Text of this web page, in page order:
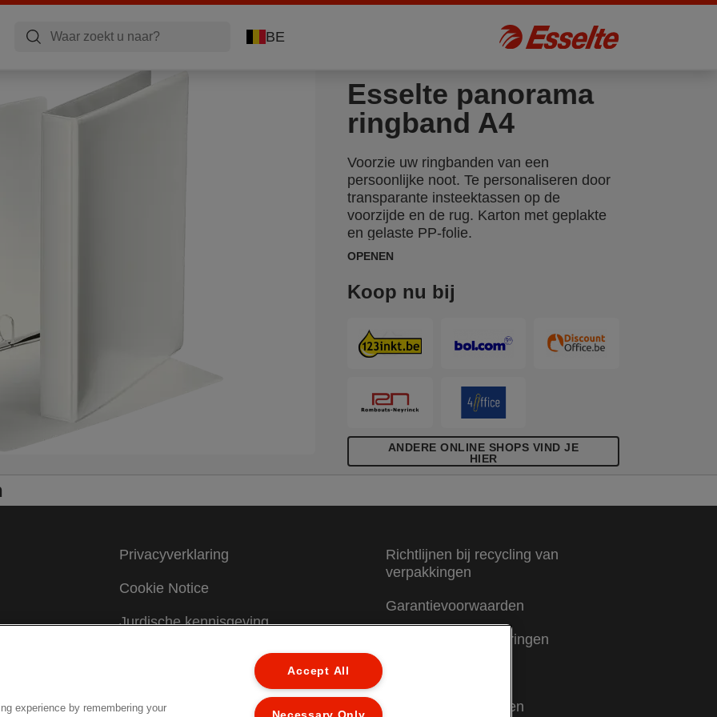
BE
Esselte panorama
ringband A4
Voorzie uw ringbanden van een
persoonlijke noot. Te personaliseren door
transparante insteektassen op de
voorzijde en de rug. Karton met geplakte
en gelaste PP-folie.
OPENEN
Koop nu bij
ANDERE ONLINE SHOPS VIND JE
HIER
Privacyverklaring
Cookie Notice
Jurdische kennisgeving
Mijn gegevens beheren
Richtlijnen bij recycling van
verpakkingen
Garantievoorwaarden
Conformiteitsverklaringen
Garantievoorwaarden
experience by remembering your
Accept All
Necessary Only